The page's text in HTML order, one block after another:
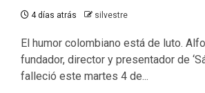
4 días atrás silvestre
El humor colombiano está de luto.
fundador, director y presentador de
falleció este martes 4 de...